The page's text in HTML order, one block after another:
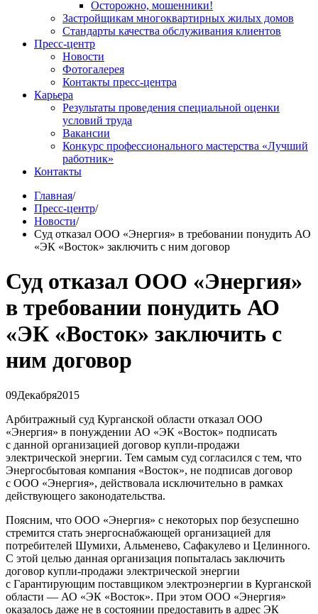
Осторожно, мошенники!
Застройщикам многоквартирных жилых домов
Стандарты качества обслуживания клиентов
Пресс-центр
Новости
Фотогалерея
Контакты пресс-центра
Карьера
Результаты проведения специальной оценки
условий труда
Вакансии
Конкурс профессионального мастерства «Лучший
работник»
Контакты
Главная/
Пресс-центр/
Новости/
Суд отказал ООО «Энергия» в требовании понудить АО
«ЭК «Восток» заключить с ним договор
Суд отказал ООО «Энергия»
в требовании понудить АО
«ЭК «Восток» заключить с
ним договор
09Декабря2015
Арбитражный суд Курганской области отказал ООО
«Энергия» в понуждении АО «ЭК «Восток» подписать
с данной организацией договор купли-продажи
электрической энергии. Тем самым суд согласился с тем, что
Энергосбытовая компания «Восток», не подписав договор
с ООО «Энергия», действовала исключительно в рамках
действующего законодательства.
Поясним, что ООО «Энергия» с некоторых пор безуспешно
стремится стать энергоснабжающей организацией для
потребителей Шумихи, Альменево, Сафакулево и Целинного.
С этой целью данная организация попыталась заключить
договор купли-продажи электрической энергии
с Гарантирующим поставщиком электроэнергии в Курганской
области — АО «ЭК «Восток». При этом ООО «Энергия»
оказалось даже не в состоянии предоставить в адрес ЭК